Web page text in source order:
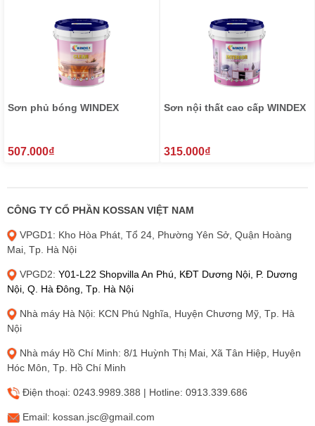
Sơn phủ bóng WINDEX
507.000₫
Sơn nội thất cao cấp WINDEX
315.000₫
CÔNG TY CỔ PHẦN KOSSAN VIỆT NAM
VPGD1: Kho Hòa Phát, Tổ 24, Phường Yên Sở, Quận Hoàng
Mai, Tp. Hà Nội
VPGD2: Y01-L22 Shopvilla An Phú, KĐT Dương Nội, P. Dương
Nội, Q. Hà Đông, Tp. Hà Nội
Nhà máy Hà Nội: KCN Phú Nghĩa, Huyện Chương Mỹ, Tp. Hà
Nội
Nhà máy Hồ Chí Minh: 8/1 Huỳnh Thị Mai, Xã Tân Hiệp, Huyện
Hóc Môn, Tp. Hồ Chí Minh
Điện thoại: 0243.9989.388 | Hotline: 0913.339.686
Email: kossan.jsc@gmail.com